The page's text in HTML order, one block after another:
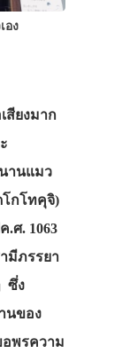
อง
สียงมาก
านแมว
กโทคุจิ)
.ศ. 1063
มีภรรยา
ซึ่ง
นของ
พรความ